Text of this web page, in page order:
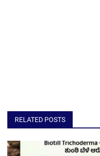
RELATED POSTS